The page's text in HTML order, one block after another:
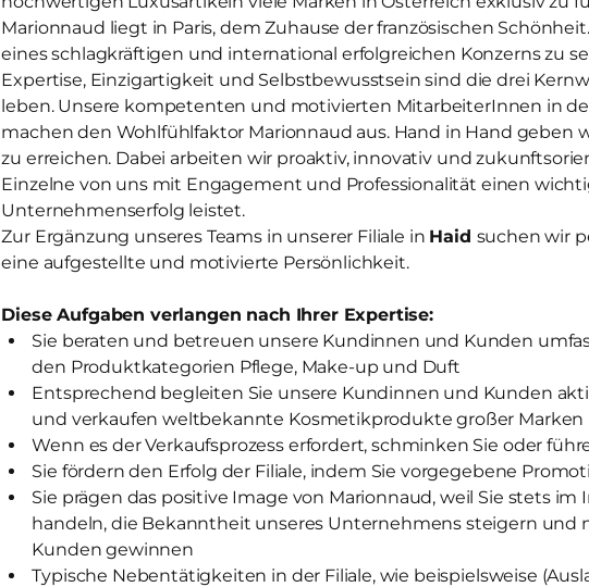
Marionnaud liegt in Paris, dem Zuhause der französischen
eines schlagkräftigen und international erfolgreichen Konzerns zu
Expertise, Einzigartigkeit und Selbstbewusstsein sind die drei
leben. Unsere kompetenten und motivierten MitarbeiterInnen in
machen den Wohlfühlfaktor Marionnaud aus. Hand in Hand geben
zu erreichen. Dabei arbeiten wir proaktiv, innovativ und
Einzelne von uns mit Engagement und Professionalität einen
Unternehmenserfolg leistet.
Zur Ergänzung unseres Teams in unserer Filiale in Haid suchen wir
eine aufgestellte und motivierte Persönlichkeit.
Diese Aufgaben verlangen nach Ihrer Expertise:
Sie beraten und betreuen unsere Kundinnen und Kunden
den Produktkategorien Pflege, Make-up und Duft
Entsprechend begleiten Sie unsere Kundinnen und Kunden
und verkaufen weltbekannte Kosmetikprodukte großer Marken
Wenn es der Verkaufsprozess erfordert, schminken Sie oder
Sie fördern den Erfolg der Filiale, indem Sie vorgegebene
Sie prägen das positive Image von Marionnaud, weil Sie stets
handeln, die Bekanntheit unseres Unternehmens steigern und
Kunden gewinnen
Typische Nebentätigkeiten in der Filiale, wie beispielsweise